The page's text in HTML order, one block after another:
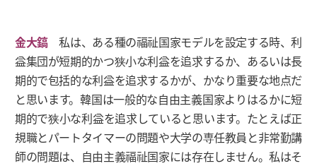
金大鎬私は、ある種の福祉国家モデルを設定する時、利
益集団が短期的かつ狭小な利益を追求するか、あるいは長
期的で包括的な利益を追求するかが、かなり重要な地点だ
と思います。韓国は一般的な自由主義国家よりはるかに短
期的で狭小な利益を追求していると思います。たとえば正
規職とパートタイマーの問題や大学の専任教員と非常勤講
師の問題は、自由主義福祉国家には存在しません。私はそ